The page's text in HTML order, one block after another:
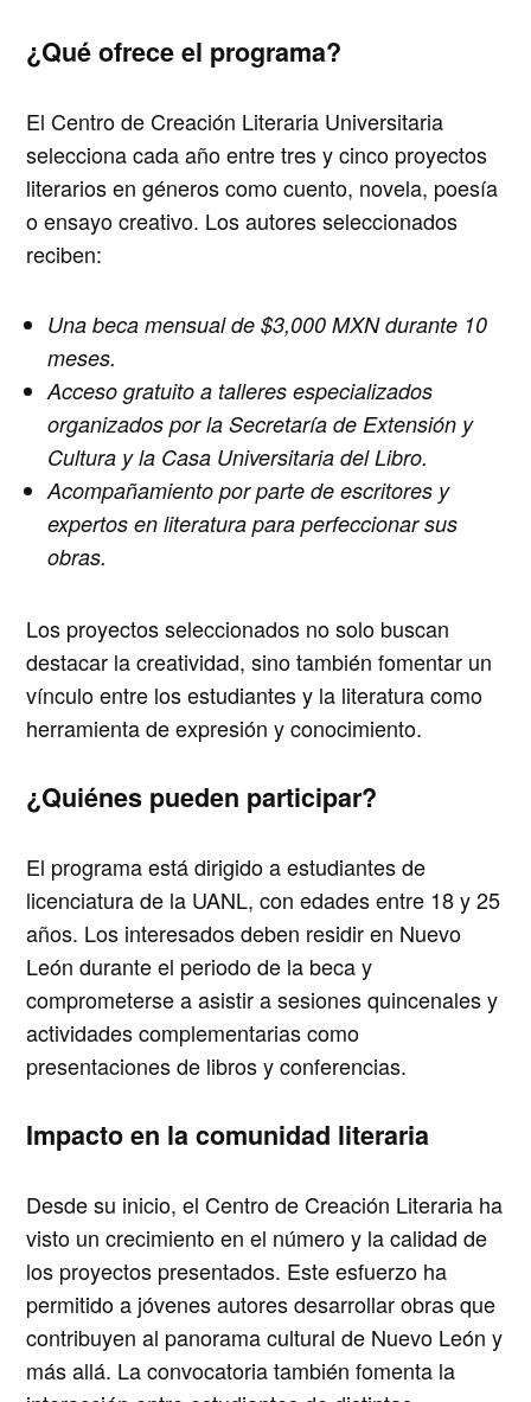
¿Qué ofrece el programa?
El Centro de Creación Literaria Universitaria
selecciona cada año entre tres y cinco proyectos
literarios en géneros comocuento, novela, poesía
o ensayo creativo. Los autores seleccionados
reciben:
Una beca mensual de $3,000 MXNdurante 10
meses.
Acceso gratuito a talleres especializados
organizados por la Secretaría de Extensión y
Cultura y la Casa Universitaria del Libro.
Acompañamiento por parte de escritores y
expertos en literatura para perfeccionar sus
obras.
Los proyectos seleccionados no solo buscan
destacar la creatividad, sino también fomentar un
vínculo entre los estudiantes y la literatura como
herramienta de expresión y conocimiento.
¿Quiénes pueden participar?
El programa está dirigido a estudiantes de
licenciatura de la UANL, con edades entre 18 y 25
años. Los interesados deben residir en Nuevo
León durante el periodo de la beca y
comprometerse a asistir a sesiones quincenales y
actividades complementarias como
presentaciones de libros y conferencias.
Impacto en la comunidad literaria
Desde su inicio, el Centro de Creación Literaria ha
visto un crecimiento en el número y la calidad de
los proyectos presentados. Este esfuerzo ha
permitido a jóvenes autores desarrollar obras que
contribuyen al panorama cultural de Nuevo León y
más allá. La convocatoria también fomenta la